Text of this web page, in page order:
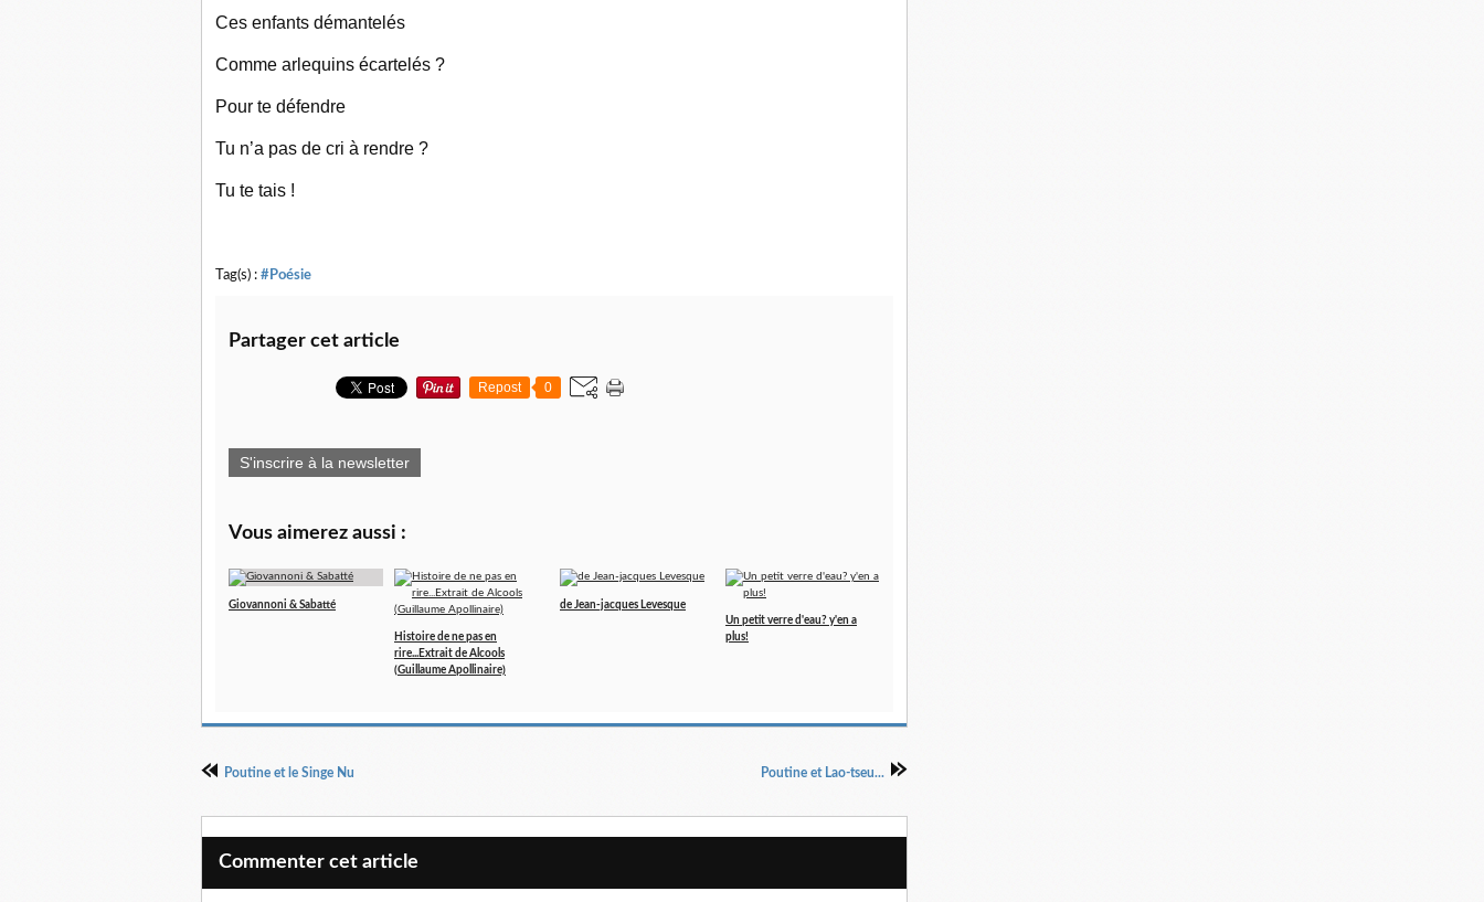
Ces enfants démantelés
Comme arlequins écartelés ?
Pour te défendre
Tu n’a pas de cri à rendre ?
Tu te tais !
Tag(s) : #Poésie
Partager cet article
Repost 0
S'inscrire à la newsletter
Vous aimerez aussi :
Giovannoni & Sabatté
Histoire de ne pas en
rire...Extrait de Alcools
(Guillaume Apollinaire)
de Jean-jacques Levesque
Un petit verre d'eau? y'en a
plus!
Poutine et le Singe Nu Poutine et Lao-tseu...
Commenter cet article